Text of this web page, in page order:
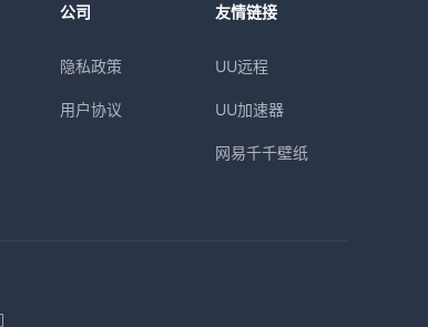
公司
隐私政策
用户协议
友情链接
UU远程
UU加速器
网易千千壁纸